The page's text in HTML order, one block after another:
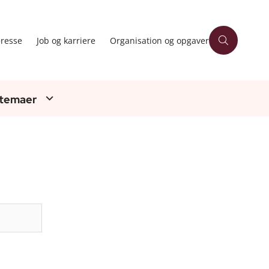
Job og karriere Organisation og opgaver